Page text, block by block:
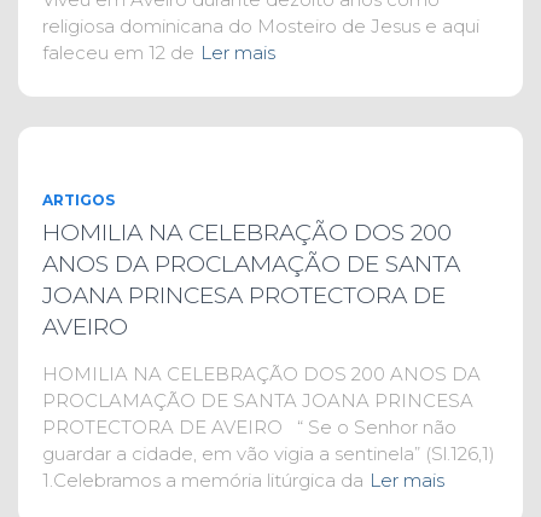
religiosa dominicana do Mosteiro de Jesus e aqui
faleceu em 12 de Ler mais
ARTIGOS
HOMILIA NA CELEBRAÇÃO DOS 200
ANOS DA PROCLAMAÇÃO DE SANTA
JOANA PRINCESA PROTECTORA DE
AVEIRO
HOMILIA NA CELEBRAÇÃO DOS 200 ANOS DA
PROCLAMAÇÃO DE SANTA JOANA PRINCESA
PROTECTORA DE AVEIRO “ Se o Senhor não
guardar a cidade, em vão vigia a sentinela” (Sl.126,1)
1.Celebramos a memória litúrgica da Ler mais